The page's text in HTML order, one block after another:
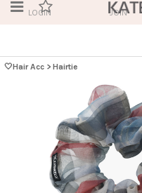
LOGIN JOIN
🤍Hair Acc > Hairtie